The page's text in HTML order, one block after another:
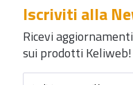
Iscriviti alla
Ricevi
sui prodotti Keliweb!